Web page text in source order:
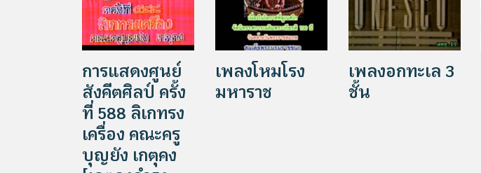
การแสดงศูนย์
สังคีตศิลป์ ครั้ง
ที่ 588 ลิเกทรง
เครื่อง คณะครู
บุญยัง เกตุคง
เพลงโหมโรง
มหาราช
เพลงอกทะเล 3
ชั้น